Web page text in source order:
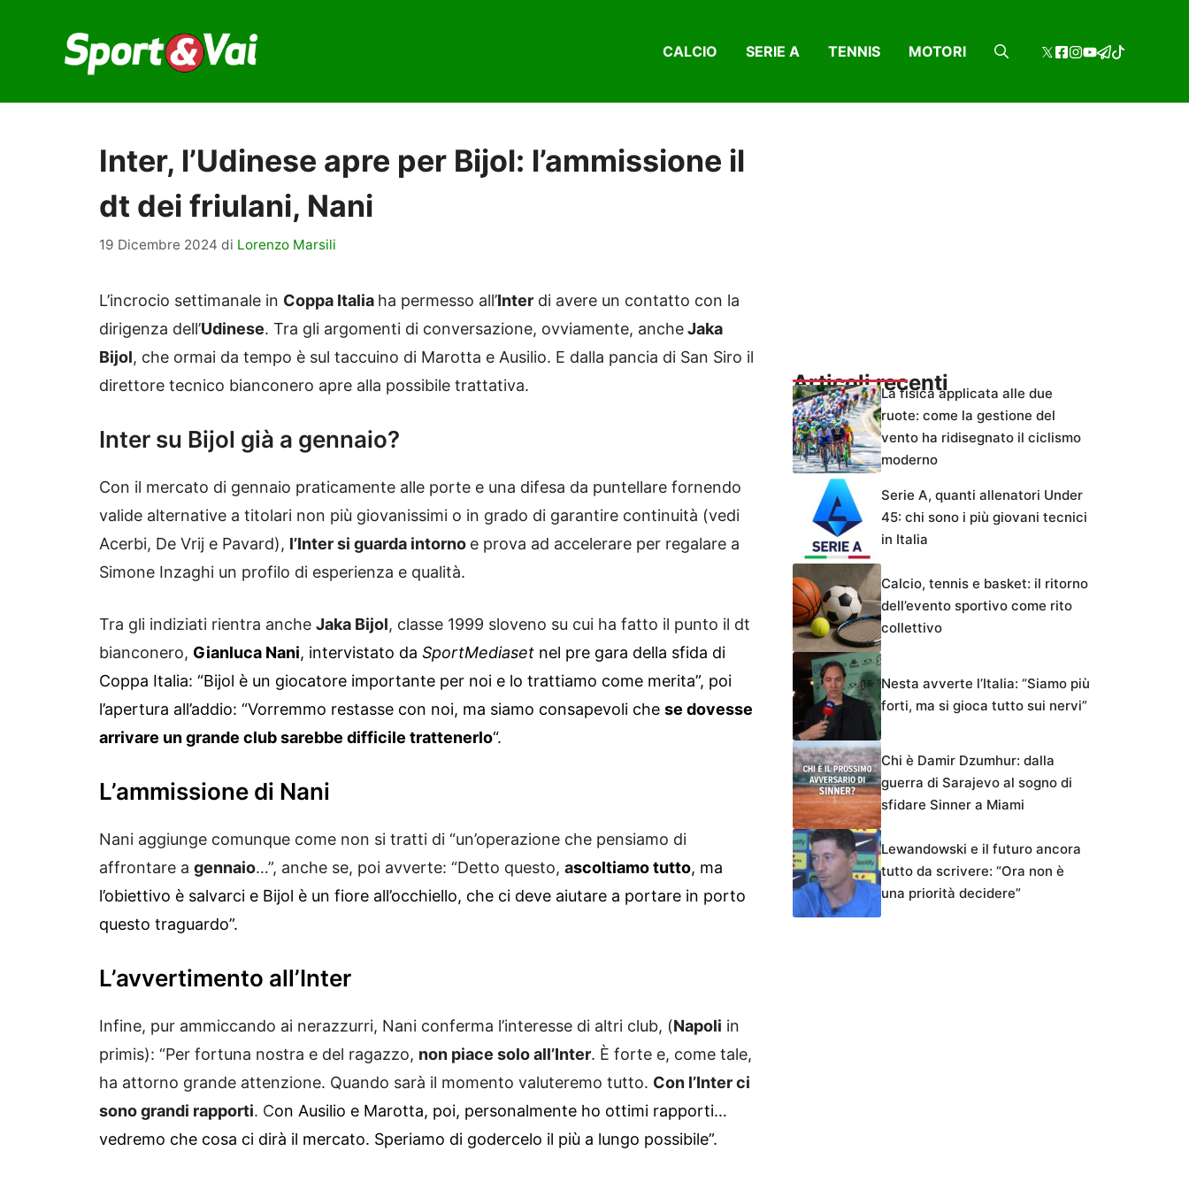
contenuto
CALCIO SERIE A TENNIS MOTORI
Inter, l’Udinese apre per Bijol: l’ammissione il
dt dei friulani, Nani
19 Dicembre 2024 di Lorenzo Marsili
L’incrocio settimanale in Coppa Italia ha permesso all’Inter di avere un contatto con la
dirigenza dell’Udinese. Tra gli argomenti di conversazione, ovviamente, ancheJaka
Bijol, che ormai da tempo è sul taccuino di Marotta e Ausilio. E dalla pancia di San Siro il
direttore tecnico bianconero apre alla possibile trattativa.
Inter su Bijol già a gennaio?
Con il mercato di gennaio praticamente alle porte e una difesa da puntellare fornendo
valide alternative a titolari non più giovanissimi o in grado di garantire continuità (vedi
Acerbi, De Vrij e Pavard), l’Inter si guarda intorno e prova ad accelerare per regalare a
Simone Inzaghi un profilo di esperienza e qualità.
Tra gli indiziati rientra anche Jaka Bijol, classe 1999 sloveno su cui ha fatto il punto il dt
bianconero, Gianluca Nani, intervistato da SportMediaset nel pre gara della sfida di
Coppa Italia: “Bijol è un giocatore importante per noi e lo trattiamo come merita”, poi
l’apertura all’addio: “Vorremmo restasse con noi, ma siamo consapevoli che se dovesse
arrivare un grande club sarebbe difficile trattenerlo“.
L’ammissione di Nani
Nani aggiunge comunque come non si tratti di “un’operazione che pensiamo di
affrontare a gennaio…”, anche se, poi avverte: “Detto questo, ascoltiamo tutto, ma
l’obiettivo è salvarci e Bijol è un fiore all’occhiello, che ci deve aiutare a portare in porto
questo traguardo”.
L’avvertimento all’Inter
Infine, pur ammiccando ai nerazzurri, Nani conferma l’interesse di altri club, (Napoli in
primis): “Per fortuna nostra e del ragazzo, non piace solo all’Inter. È forte e, come tale,
ha attorno grande attenzione. Quando sarà il momento valuteremo tutto. Con l’Inter ci
sono grandi rapporti. Con Ausilio e Marotta, poi, personalmente ho ottimi rapporti…
vedremo che cosa ci dirà il mercato. Speriamo di godercelo il più a lungo possibile”.
Articoli recentiLa fisica applicata alle due
ruote: come la gestione del
vento ha ridisegnato il ciclismo
moderno
Serie A, quanti allenatori Under
45: chi sono i più giovani tecnici
in Italia
Calcio, tennis e basket: il ritorno
dell’evento sportivo come rito
collettivo
Nesta avverte l’Italia: “Siamo più
forti, ma si gioca tutto sui nervi”
Chi è Damir Dzumhur: dalla
guerra di Sarajevo al sogno di
sfidare Sinner a Miami
Lewandowski e il futuro ancora
tutto da scrivere: “Ora non è
una priorità decidere”